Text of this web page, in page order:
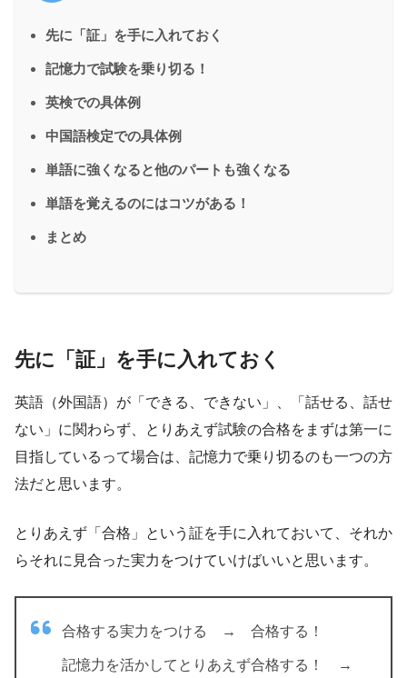
先に「証」を手に入れておく
記憶力で試験を乗り切る！
英検での具体例
中国語検定での具体例
単語に強くなると他のパートも強くなる
単語を覚えるのにはコツがある！
まとめ
先に「証」を手に入れておく
英語（外国語）が「できる、できない」、「話せる、話せ
ない」に関わらず、とりあえず試験の合格をまずは第一に
目指しているって場合は、記憶力で乗り切るのも一つの方
法だと思います。
とりあえず「合格」という証を手に入れておいて、それか
らそれに見合った実力をつけていけばいいと思います。
合格する実力をつける → 合格する！
記憶力を活かしてとりあえず合格する！ →